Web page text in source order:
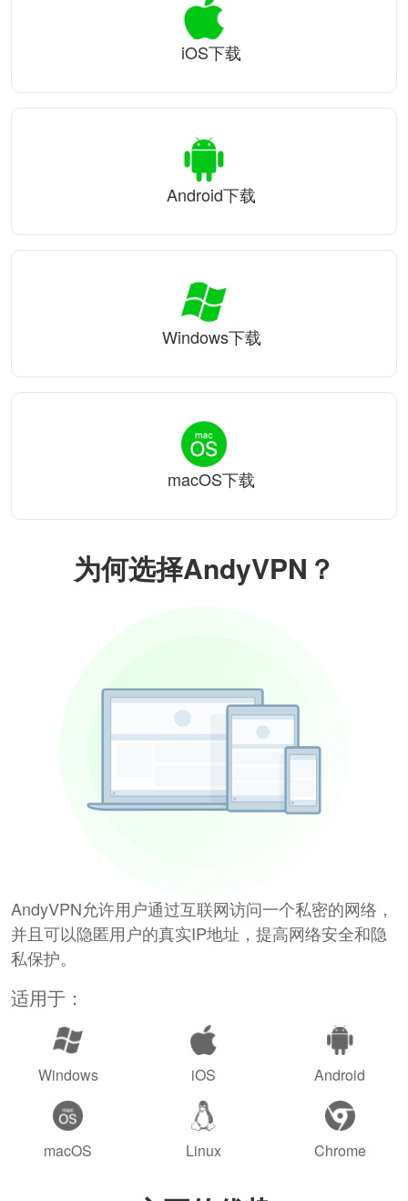
为何选择AndyVPN？
AndyVPN允许用户通过互联网访问一个私密的网络，
并且可以隐匿用户的真实IP地址，提高网络安全和隐
私保护。
适用于：
Windows iOS Android
macOS Linux Chrome
iOS下载
Android下载
Windows下载
macOS下载